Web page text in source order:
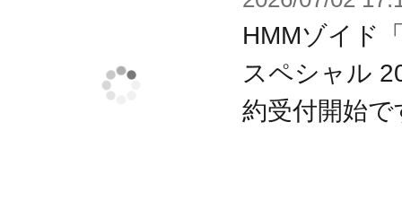
HMMゾイド
スペシャル
約受付開始で